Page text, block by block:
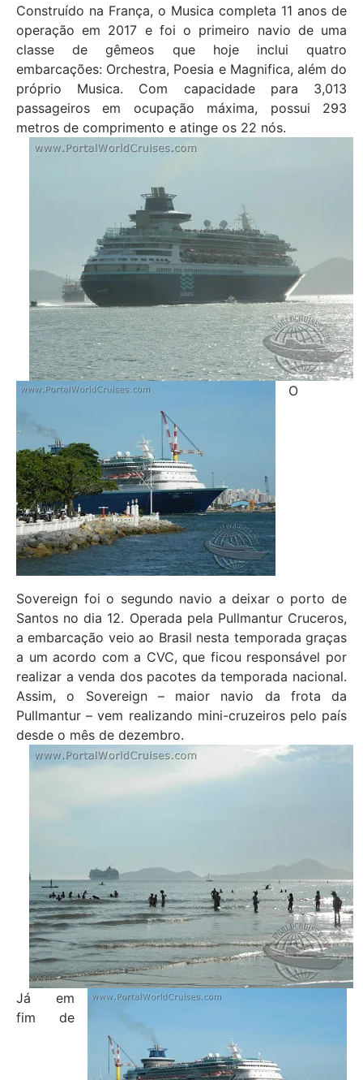
Construído na França, o Musica completa 11 anos de
operação em 2017 e foi o primeiro navio de uma
classe de gêmeos que hoje inclui quatro
embarcações: Orchestra, Poesia e Magnifica, além do
próprio Musica. Com capacidade para 3,013
passageiros em ocupação máxima, possui 293
metros de comprimento e atinge os 22 nós.
O
Sovereign foi o segundo navio a deixar o porto de
Santos no dia 12. Operada pela Pullmantur Cruceros,
a embarcação veio ao Brasil nesta temporada graças
a um acordo com a CVC, que ficou responsável por
realizar a venda dos pacotes da temporada nacional.
Assim, o Sovereign – maior navio da frota da
Pullmantur – vem realizando mini-cruzeiros pelo país
desde o mês de dezembro.
Já em
fim de